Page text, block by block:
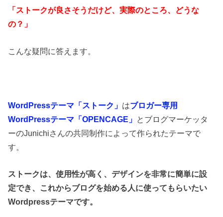
「ストークが良さそうだけど、実際のところ、どうな
の？」
こんな疑問に答えます。
WordPressテーマ「ストーク」 はブロガー専用
WordPressテーマ「OPENCAGE」
とブログマーケッタ
ーのJunichiさんの共同制作によって作られたテーマで
す。
ストークは、使用性が高く、デザインを非常に簡単に設
定でき、これからブログを始める人に使ってもらいたい
Wordpressテーマです。